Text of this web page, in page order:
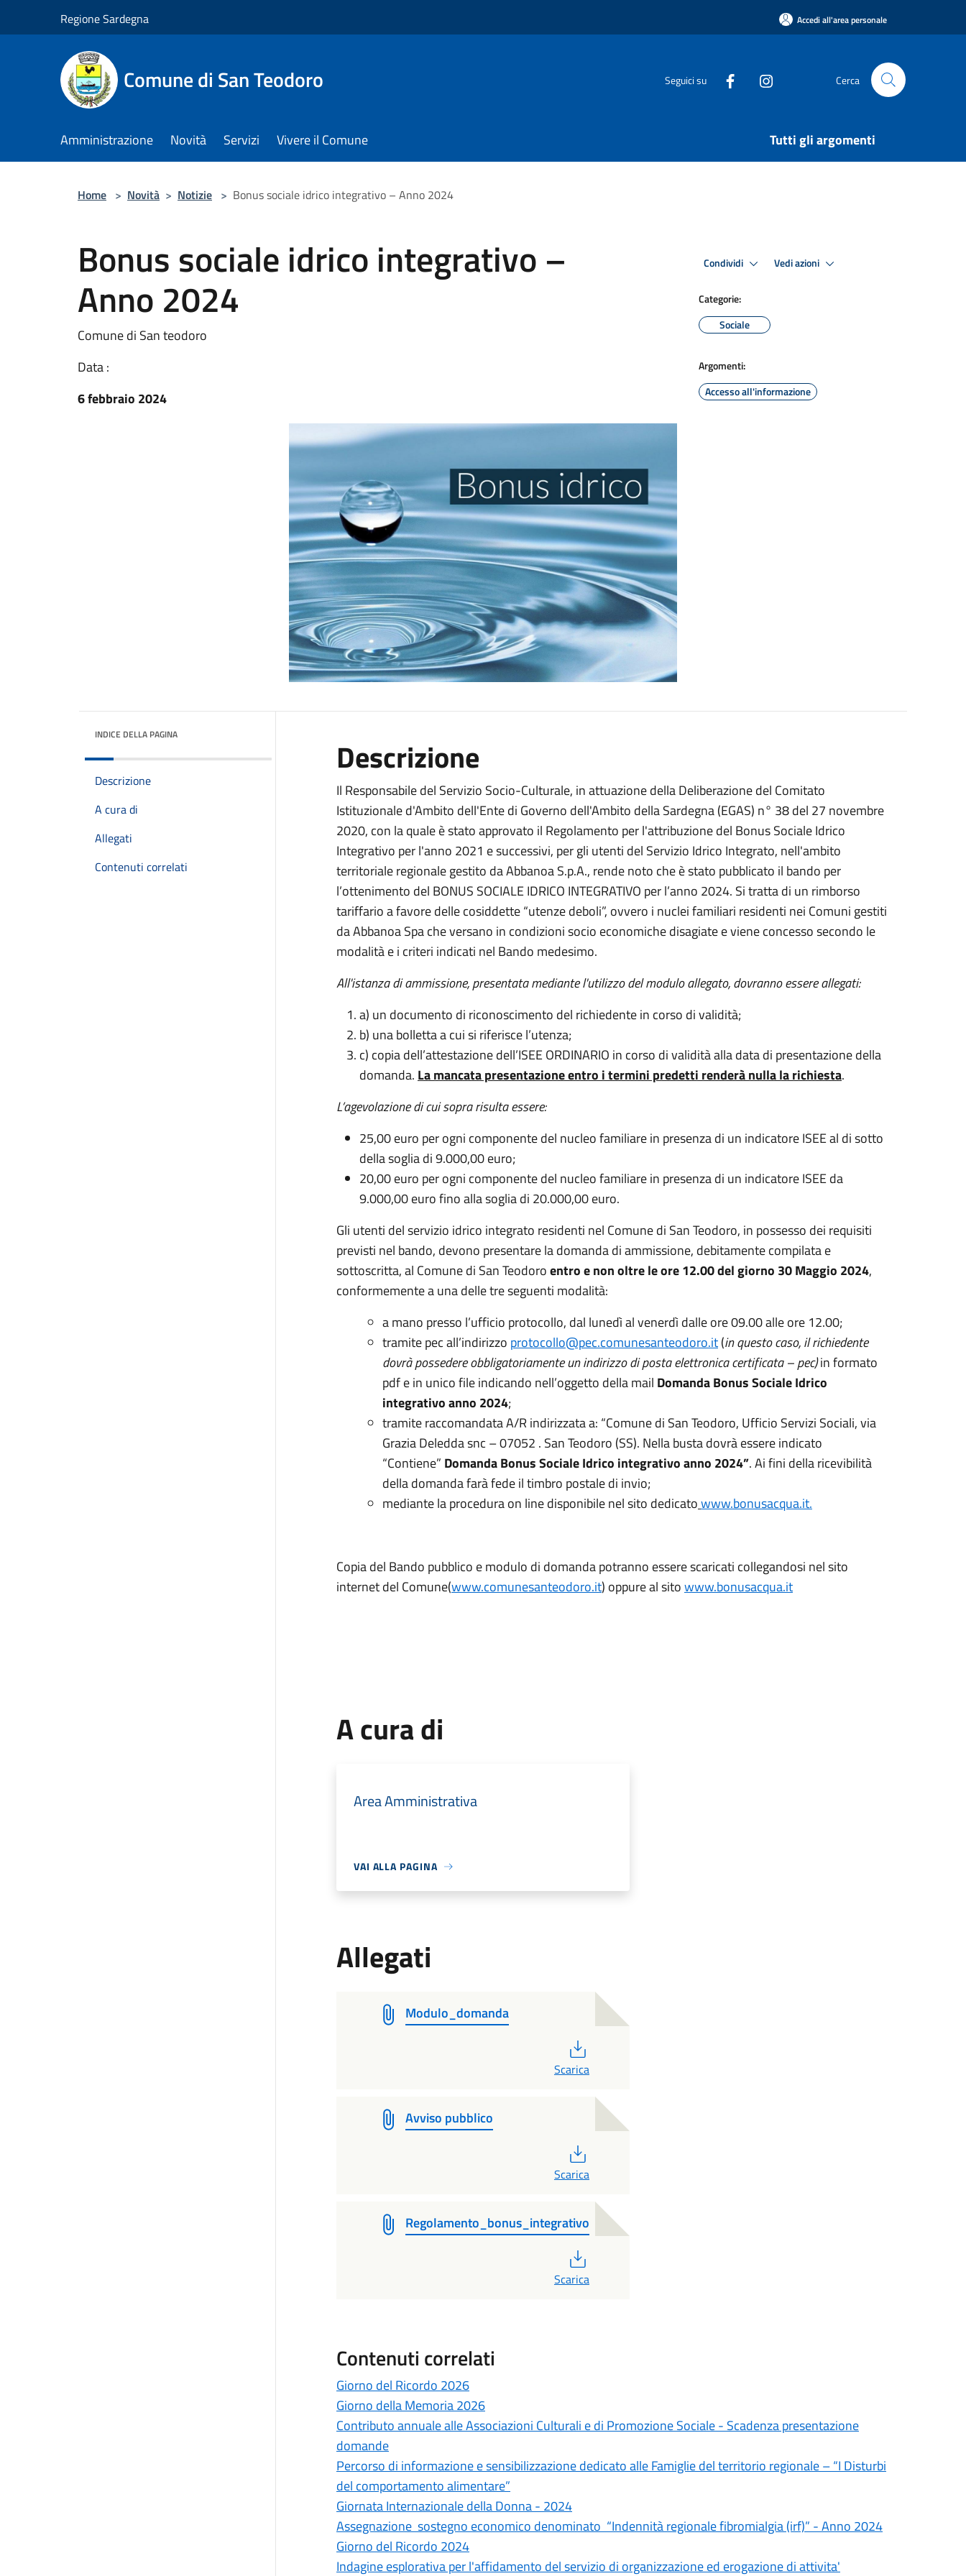
Regione Sardegna Accedi all'area personale
Comune di San Teodoro Seguici su Cerca
Amministrazione Novità Servizi Vivere il Comune Tutti gli argomenti
Home > Novità > Notizie > Bonus sociale idrico integrativo – Anno 2024
Bonus sociale idrico integrativo –
Anno 2024
Comune di San teodoro
Data :
6 febbraio 2024
Condividi Vedi azioni
Categorie:
Sociale
Argomenti:
Accesso all'informazione
INDICE DELLA PAGINA
Descrizione
A cura di
Allegati
Contenuti correlati
Descrizione
Il Responsabile del Servizio Socio-Culturale, in attuazione della Deliberazione del Comitato
Istituzionale d'Ambito dell'Ente di Governo dell'Ambito della Sardegna (EGAS) n° 38 del 27 novembre
2020, con la quale è stato approvato il Regolamento per l'attribuzione del Bonus Sociale Idrico
Integrativo per l'anno 2021 e successivi, per gli utenti del Servizio Idrico Integrato, nell'ambito
territoriale regionale gestito da Abbanoa S.p.A., rende noto che è stato pubblicato il bando per
l’ottenimento del BONUS SOCIALE IDRICO INTEGRATIVO per l’anno 2024. Si tratta di un rimborso
tariffario a favore delle cosiddette “utenze deboli”, ovvero i nuclei familiari residenti nei Comuni gestiti
da Abbanoa Spa che versano in condizioni socio economiche disagiate e viene concesso secondo le
modalità e i criteri indicati nel Bando medesimo.
All'istanza di ammissione, presentata mediante l'utilizzo del modulo allegato, dovranno essere allegati:
a) un documento di riconoscimento del richiedente in corso di validità;
b) una bolletta a cui si riferisce l’utenza;
c) copia dell’attestazione dell’ISEE ORDINARIO in corso di validità alla data di presentazione della
domanda. La mancata presentazione entro i termini predetti renderà nulla la richiesta.
L’agevolazione di cui sopra risulta essere:
25,00 euro per ogni componente del nucleo familiare in presenza di un indicatore ISEE al di sotto
della soglia di 9.000,00 euro;
20,00 euro per ogni componente del nucleo familiare in presenza di un indicatore ISEE da
9.000,00 euro fino alla soglia di 20.000,00 euro.
Gli utenti del servizio idrico integrato residenti nel Comune di San Teodoro, in possesso dei requisiti
previsti nel bando, devono presentare la domanda di ammissione, debitamente compilata e
sottoscritta, al Comune di San Teodoroentro e non oltre le ore 12.00 del giorno 30 Maggio 2024,
conformemente a una delle tre seguenti modalità:
a mano presso l’ufficio protocollo, dal lunedì al venerdì dalle ore 09.00 alle ore 12.00;
tramite pec all’indirizzo protocollo@pec.comunesanteodoro.it(in questo caso, il richiedente
dovrà possedere obbligatoriamente un indirizzo di posta elettronica certificata – pec)in formato
pdf e in unico file indicando nell’oggetto della mail Domanda Bonus Sociale Idrico
integrativo anno 2024;
tramite raccomandata A/R indirizzata a: “Comune di San Teodoro, Ufficio Servizi Sociali, via
Grazia Deledda snc – 07052 . San Teodoro (SS). Nella busta dovrà essere indicato
“Contiene” Domanda Bonus Sociale Idrico integrativo anno 2024”. Ai fini della ricevibilità
della domanda farà fede il timbro postale di invio;
mediante la procedura on line disponibile nel sito dedicatowww.bonusacqua.it.
Copia del Bando pubblico e modulo di domanda potranno essere scaricati collegandosi nel sito
internet del Comune(www.comunesanteodoro.it) oppure al sitowww.bonusacqua.it
A cura di
Area Amministrativa
VAI ALLA PAGINA
Allegati
Modulo_domanda
Scarica
Avviso pubblico
Scarica
Regolamento_bonus_integrativo
Scarica
Contenuti correlati
Giorno del Ricordo 2026
Giorno della Memoria 2026
Contributo annuale alle Associazioni Culturali e di Promozione Sociale - Scadenza presentazione
domande
Percorso di informazione e sensibilizzazione dedicato alle Famiglie del territorio regionale – “I Disturbi
del comportamento alimentare”
Giornata Internazionale della Donna - 2024
Assegnazione sostegno economico denominato “Indennità regionale fibromialgia (irf)” - Anno 2024
Giorno del Ricordo 2024
Indagine esplorativa per l'affidamento del servizio di organizzazione ed erogazione di attivita'